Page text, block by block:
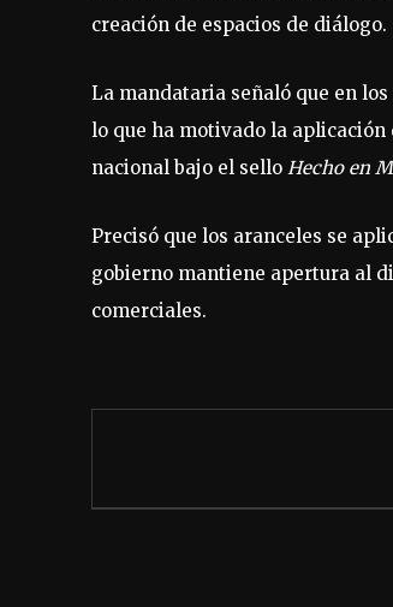
creación de espacios de diálogo.
La mandataria señaló que en
lo que ha motivado la
nacional bajo el sello Hecho en
Precisó que los aranceles se
gobierno mantiene apertura al
comerciales.